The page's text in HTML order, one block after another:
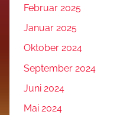
Februar 2025
Januar 2025
Oktober 2024
September 2024
Juni 2024
Mai 2024